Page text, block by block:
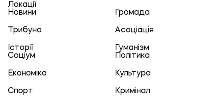
Локації
Новини
Громада
Трибуна Асоціація
Історії
Гуманізм
Соціум
Політика
Економіка Культура
Спорт Кримінал